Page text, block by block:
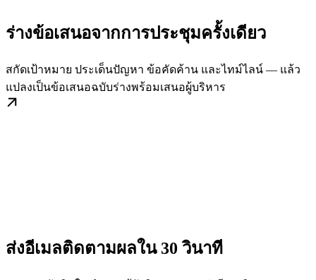
ร่างข้อเสนอจากการประชุมครั้งเดียว
สกัดเป้าหมาย ประเด็นปัญหา ข้อคัดค้าน และไทม์ไลน์ — แล้ว
แปลงเป็นข้อเสนอฉบับร่างพร้อมเสนอผู้บริหาร
ส่งอีเมลติดตามผลใน 30 วินาที